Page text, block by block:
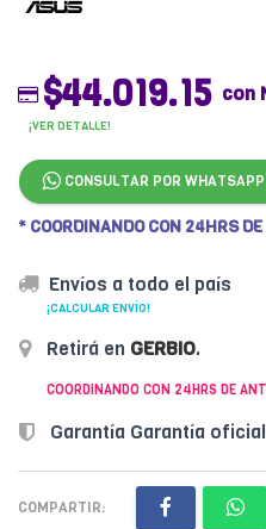
$44.019.15 con
¡VER DETALLE!
CONSULTAR POR WHATSAPP
* COORDINANDO CON 24HRS
Envíos a todo el país
¡CALCULAR ENVÍO!
Retirá en GERBIO.
COORDINANDO CON 24HRS DE
Garantía Garantía
COMPARTIR: